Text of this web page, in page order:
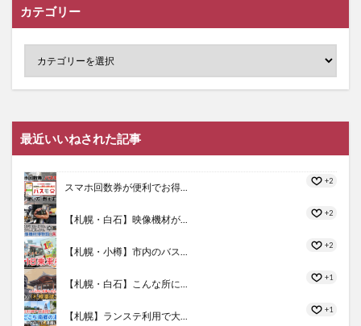
カテゴリー
最近いいねされた記事
スマホ回数券が便利でお得...
+2
【札幌・白石】映像機材が...
+2
【札幌・小樽】市内のバス...
+2
【札幌・白石】こんな所に...
+1
【札幌】ランステ利用で大...
+1